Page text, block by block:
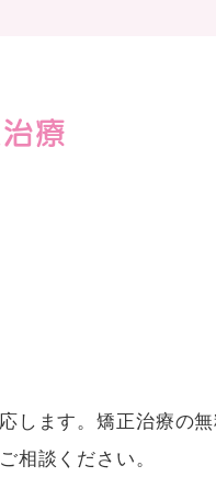
療
します。矯正治療の
相談ください。